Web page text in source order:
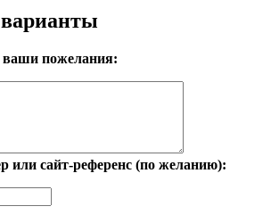
ваши пожелания:
или сайт-референс (по желанию):